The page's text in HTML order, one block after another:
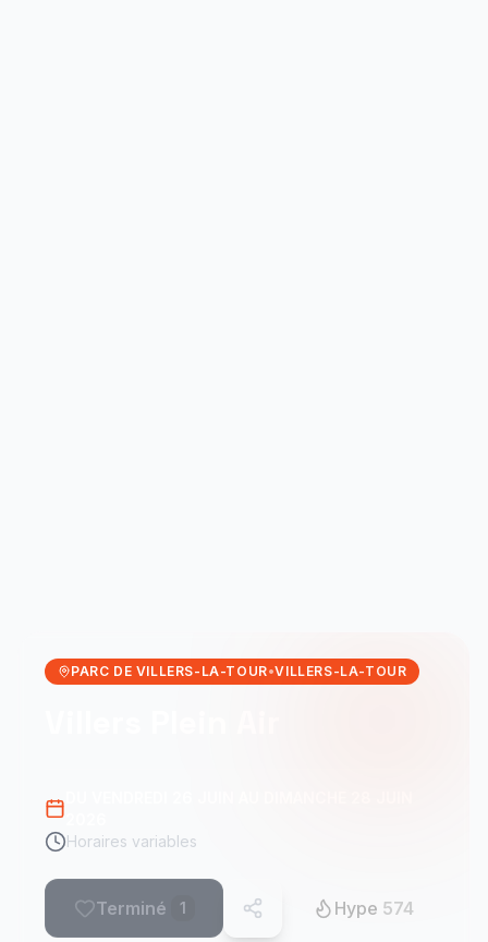
PARC DE VILLERS-LA-TOUR•VILLERS-LA-TOUR
Horaires variables
Terminé 1 Hype 574